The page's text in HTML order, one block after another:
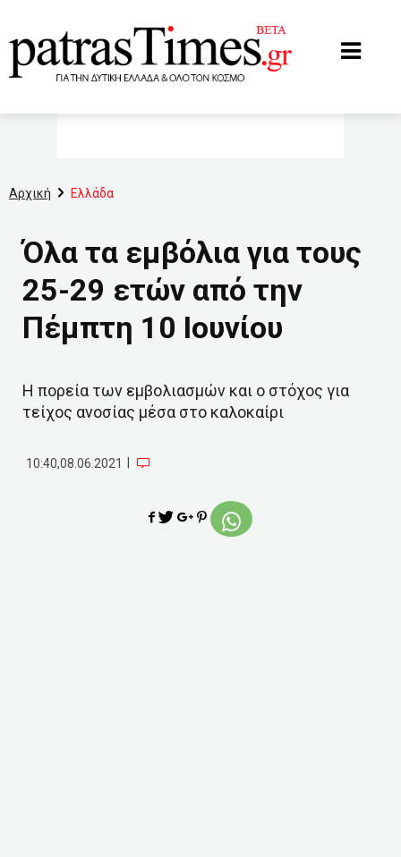
Αρχική Ελλάδα
Όλα τα εμβόλια για τους
25-29 ετών από την
Πέμπτη 10 Ιουνίου
Η πορεία των εμβολιασμών και ο στόχος για
τείχος ανοσίας μέσα στο καλοκαίρι
10:40,08.06.2021